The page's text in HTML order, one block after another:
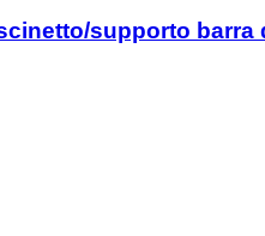
supporto barra